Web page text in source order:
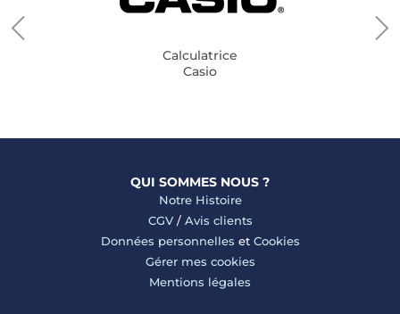
Calculatrice
Casio
QUI SOMMES NOUS ?
Notre Histoire
CGV/ Avis clients
Données personnelles et Cookies
Gérer mes cookies
Mentions légales